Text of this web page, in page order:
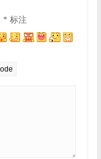
* 标注